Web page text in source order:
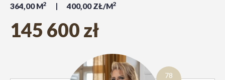
364,00 M2 400,00 ZŁ/M2
145 600 zł
78